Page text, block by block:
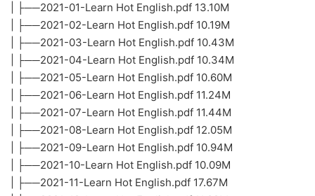
| ├──2021-01-Learn Hot English.pdf 13.10M
| ├──2021-02-Learn Hot English.pdf 10.19M
| ├──2021-03-Learn Hot English.pdf 10.43M
| ├──2021-04-Learn Hot English.pdf 10.34M
| ├──2021-05-Learn Hot English.pdf 10.60M
| ├──2021-06-Learn Hot English.pdf 11.24M
| ├──2021-07-Learn Hot English.pdf 11.44M
| ├──2021-08-Learn Hot English.pdf 12.05M
| ├──2021-09-Learn Hot English.pdf 10.94M
| ├──2021-10-Learn Hot English.pdf 10.09M
| ├──2021-11-Learn Hot English.pdf 17.67M